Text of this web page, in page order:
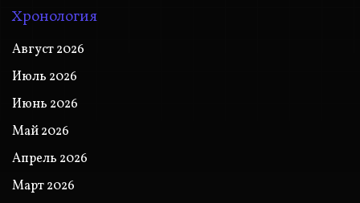
Хронология
Август 2026
Июль 2026
Июнь 2026
Май 2026
Апрель 2026
Март 2026